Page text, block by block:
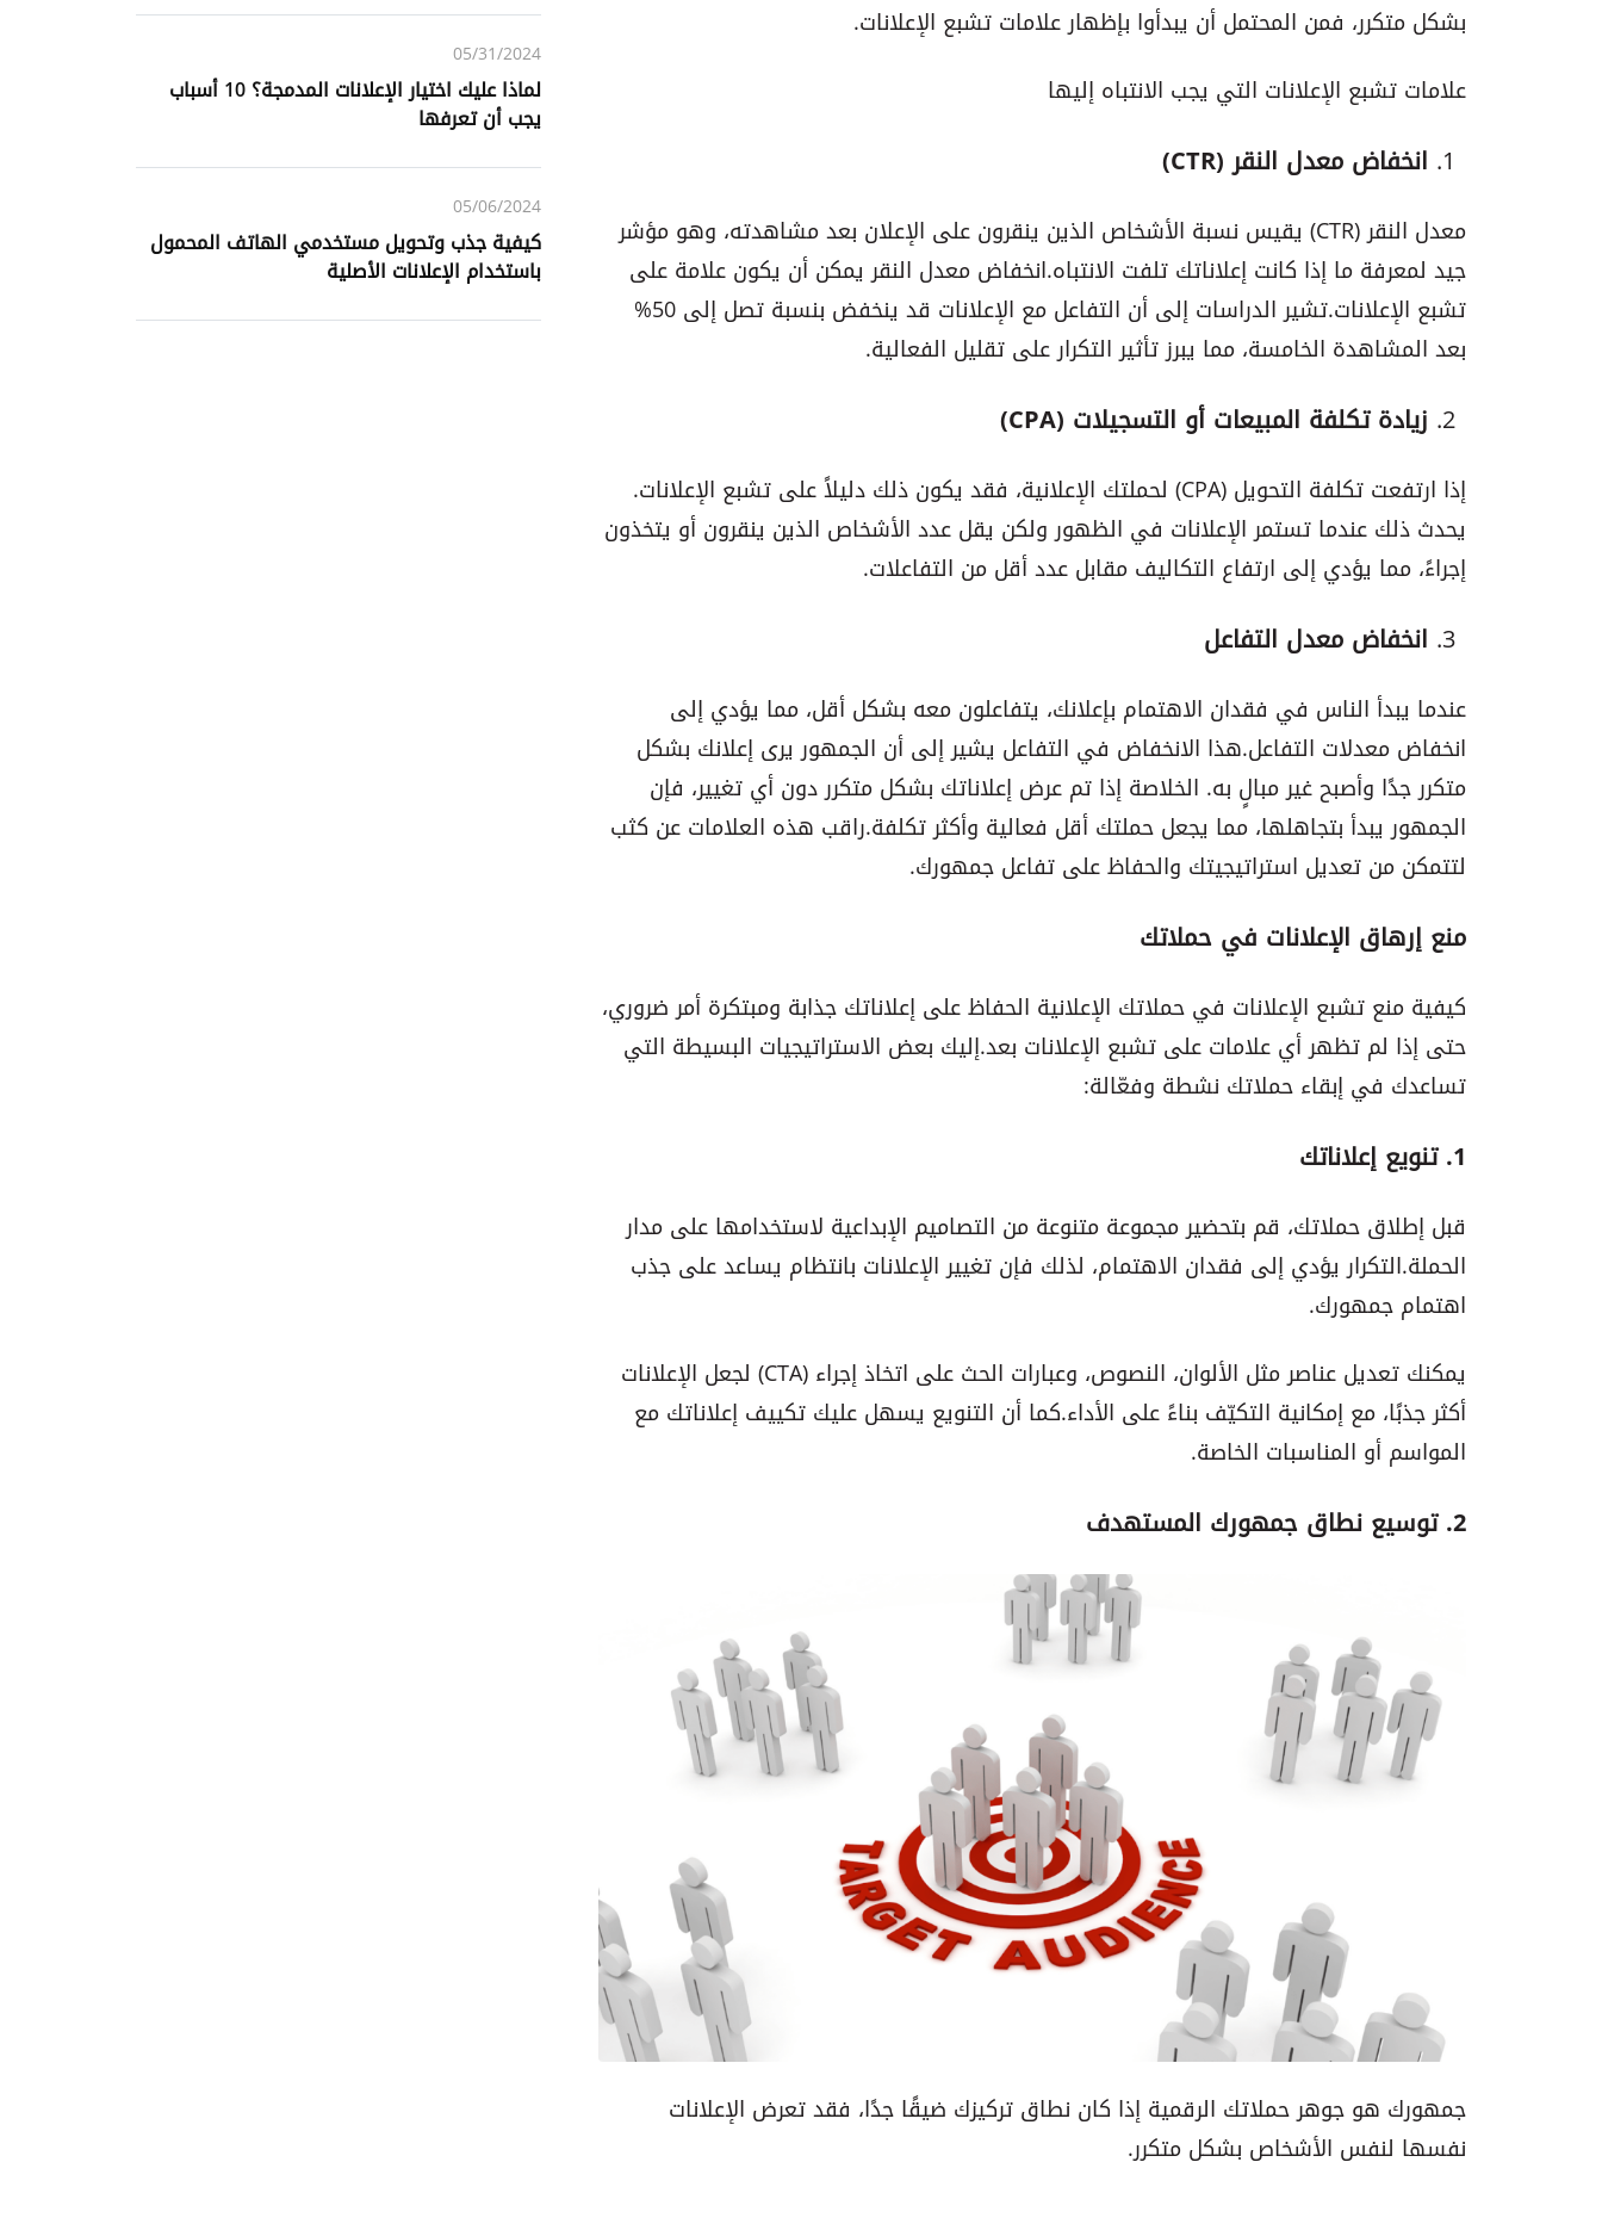
بشكل متكرر، فمن المحتمل أن يبدأوا بإظهار علامات تشبع الإعلانات.
علامات تشبع الإعلانات التي يجب الانتباه إليها
انخفاض معدل النقر (CTR)
معدل النقر (CTR) يقيس نسبة الأشخاص الذين ينقرون على الإعلان بعد مشاهدته، وهو مؤشر
جيد لمعرفة ما إذا كانت إعلاناتك تلفت الانتباه. انخفاض معدل النقر يمكن أن يكون علامة على
تشبع الإعلانات. تشير الدراسات إلى أن التفاعل مع الإعلانات قد ينخفض بنسبة تصل إلى 50%
بعد المشاهدة الخامسة، مما يبرز تأثير التكرار على تقليل الفعالية.
زيادة تكلفة المبيعات أو التسجيلات (CPA)
إذا ارتفعت تكلفة التحويل (CPA) لحملتك الإعلانية، فقد يكون ذلك دليلاً على تشبع الإعلانات.
يحدث ذلك عندما تستمر الإعلانات في الظهور ولكن يقل عدد الأشخاص الذين ينقرون أو يتخذون
إجراءً، مما يؤدي إلى ارتفاع التكاليف مقابل عدد أقل من التفاعلات.
انخفاض معدل التفاعل
عندما يبدأ الناس في فقدان الاهتمام بإعلانك، يتفاعلون معه بشكل أقل، مما يؤدي إلى
انخفاض معدلات التفاعل. هذا الانخفاض في التفاعل يشير إلى أن الجمهور يرى إعلانك بشكل
متكرر جدًا وأصبح غير مبالٍ به. الخلاصة إذا تم عرض إعلاناتك بشكل متكرر دون أي تغيير، فإن
الجمهور يبدأ بتجاهلها، مما يجعل حملتك أقل فعالية وأكثر تكلفة. راقب هذه العلامات عن كثب
لتتمكن من تعديل استراتيجيتك والحفاظ على تفاعل جمهورك.
منع إرهاق الإعلانات في حملاتك
كيفية منع تشبع الإعلانات في حملاتك الإعلانية الحفاظ على إعلاناتك جذابة ومبتكرة أمر ضروري،
حتى إذا لم تظهر أي علامات على تشبع الإعلانات بعد. إليك بعض الاستراتيجيات البسيطة التي
تساعدك في إبقاء حملاتك نشطة وفعّالة:
1. تنويع إعلاناتك
قبل إطلاق حملاتك، قم بتحضير مجموعة متنوعة من التصاميم الإبداعية لاستخدامها على مدار
الحملة. التكرار يؤدي إلى فقدان الاهتمام، لذلك فإن تغيير الإعلانات بانتظام يساعد على جذب
اهتمام جمهورك.
يمكنك تعديل عناصر مثل الألوان، النصوص، وعبارات الحث على اتخاذ إجراء (CTA) لجعل الإعلانات
أكثر جذبًا، مع إمكانية التكيّف بناءً على الأداء. كما أن التنويع يسهل عليك تكييف إعلاناتك مع
المواسم أو المناسبات الخاصة.
2. توسيع نطاق جمهورك المستهدف
جمهورك هو جوهر حملاتك الرقمية إذا كان نطاق تركيزك ضيقًا جدًا، فقد تعرض الإعلانات
نفسها لنفس الأشخاص بشكل متكرر.
05/31/2024
لماذا عليك اختيار الإعلانات المدمجة؟ ‌‌10‌‌ أسباب
يجب أن تعرفها‌
05/06/2024
كيفية جذب وتحويل مستخدمي الهاتف المحمول
باستخدام الإعلانات الأصلية